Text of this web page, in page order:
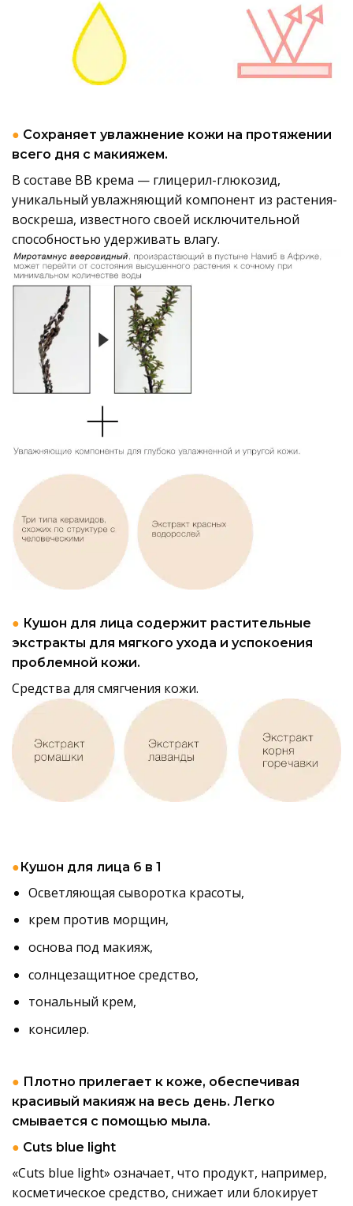
● Сохраняет увлажнение кожи на протяжении
всего дня с макияжем.
В составе BB крема — глицерил-глюкозид,
уникальный увлажняющий компонент из растения-
воскреша, известного своей исключительной
способностью удерживать влагу.
● Кушон для лица содержит растительные
экстракты для мягкого ухода и успокоения
проблемной кожи.
Средства для смягчения кожи.
●Кушон для лица 6 в 1
Осветляющая сыворотка красоты,
крем против морщин,
основа под макияж,
солнцезащитное средство,
тональный крем,
консилер.
● Плотно прилегает к коже, обеспечивая
красивый макияж на весь день. Легко
смывается с помощью мыла.
● Cuts blue light
«Cuts blue light» означает, что продукт, например,
косметическое средство, снижает или блокирует